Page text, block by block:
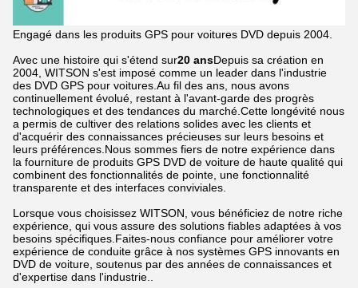
Engagé dans les produits GPS pour voitures DVD depuis 2004.
Avec une histoire qui s'étend sur20 ansDepuis sa création en
2004, WITSON s'est imposé comme un leader dans l'industrie
des DVD GPS pour voitures.Au fil des ans, nous avons
continuellement évolué, restant à l'avant-garde des progrès
technologiques et des tendances du marché.Cette longévité nous
a permis de cultiver des relations solides avec les clients et
d'acquérir des connaissances précieuses sur leurs besoins et
leurs préférences.Nous sommes fiers de notre expérience dans
la fourniture de produits GPS DVD de voiture de haute qualité qui
combinent des fonctionnalités de pointe, une fonctionnalité
transparente et des interfaces conviviales.
Lorsque vous choisissez WITSON, vous bénéficiez de notre riche
expérience, qui vous assure des solutions fiables adaptées à vos
besoins spécifiques.Faites-nous confiance pour améliorer votre
expérience de conduite grâce à nos systèmes GPS innovants en
DVD de voiture, soutenus par des années de connaissances et
d'expertise dans l'industrie..